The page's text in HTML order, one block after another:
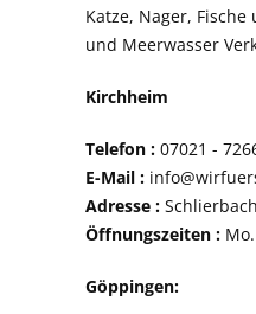
Katze, Nager,
und Meerwasser
Kirchheim
Telefon :
E-Mail :
Adresse :
Öffnungszeiten :
Göppingen: